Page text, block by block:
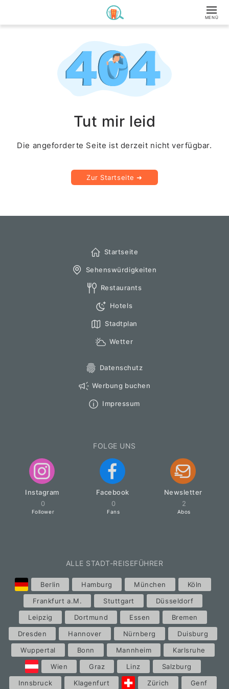
Tut mir leid
Die angeforderte Seite ist derzeit nicht verfügbar.
Zur Startseite ➜
Startseite
Sehenswürdigkeiten
Restaurants
Hotels
Stadtplan
Wetter
Datenschutz
Werbung buchen
Impressum
FOLGE UNS
Instagram
0
Follower
Facebook
0
Fans
Newsletter
2
Abos
ALLE STADT-REISEFÜHRER
Berlin Hamburg München
Köln
Frankfurt a.M.
Stuttgart
Düsseldorf
Leipzig
Dortmund Essen
Bremen
Dresden
Hannover Nürnberg
Duisburg
Wuppertal
Bonn Mannheim
Karlsruhe
Wien
Graz Linz
Salzburg
Innsbruck
Klagenfurt Zürich Genf